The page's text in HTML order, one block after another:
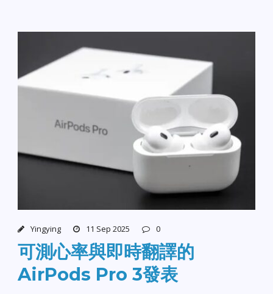
Yingying 11 Sep 2025 0
可測心率與即時翻譯的
AirPods Pro 3發表